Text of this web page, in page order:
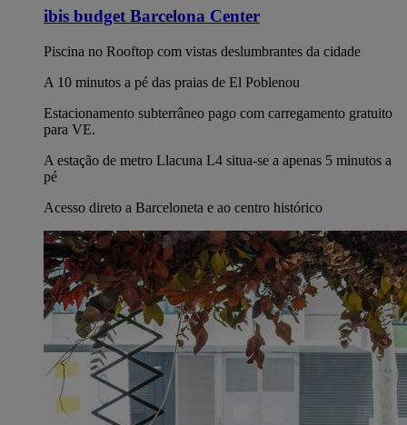
ibis budget Barcelona Center
Piscina no Rooftop com vistas deslumbrantes da cidade
A 10 minutos a pé das praias de El Poblenou
Estacionamento subterrâneo pago com carregamento gratuito
para VE.
A estação de metro Llacuna L4 situa-se a apenas 5 minutos a
pé
Acesso direto a Barceloneta e ao centro histórico